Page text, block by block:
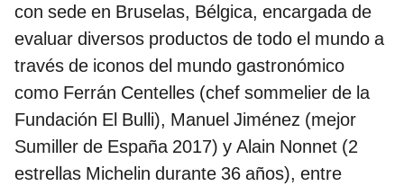
con sede en Bruselas, Bélgica, encargada de
evaluar diversos productos de todo el mundo a
través de iconos del mundo gastronómico
como Ferrán Centelles (chef sommelier de la
Fundación El Bulli), Manuel Jiménez (mejor
Sumiller de España 2017) y Alain Nonnet (2
estrellas Michelin durante 36 años), entre